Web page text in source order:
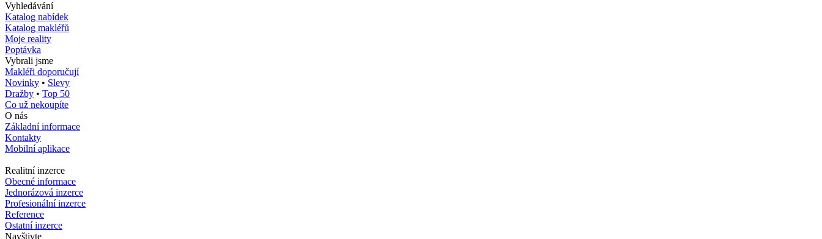
Vyhledávání
Katalog nabídek
Katalog makléřů
Moje reality
Poptávka
Vybrali jsme
Makléři doporučují
Novinky • Slevy
Dražby • Top 50
Co už nekoupíte
O nás
Základní informace
Kontakty
Mobilní aplikace
Realitní inzerce
Obecné informace
Jednorázová inzerce
Profesionální inzerce
Reference
Ostatní inzerce
Navštivte